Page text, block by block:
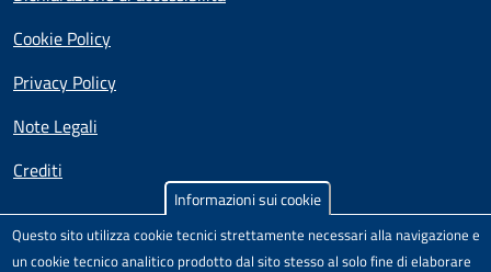
Informazioni sui cookie
Questo sito utilizza cookie tecnici strettamente necessari alla navigazione e
un cookie tecnico analitico prodotto dal sito stesso al solo fine di elaborare
Cookie Policy
Privacy Policy
Note Legali
Crediti
TestSito realizzato e distribuito da Porte Aperte sul Web,
Comunità di pratica per l'accessibilità dei siti scolastici,